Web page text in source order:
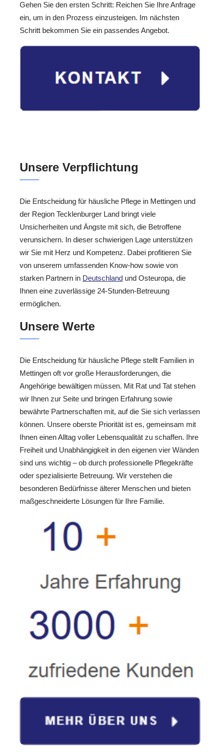
Gehen Sie den ersten Schritt: Reichen Sie Ihre Anfrage
ein, um in den Prozess einzusteigen. Im nächsten
Schritt bekommen Sie ein passendes Angebot.
Unsere Verpflichtung
Die Entscheidung für häusliche Pflege in Mettingen und
der Region Tecklenburger Land bringt viele
Unsicherheiten und Ängste mit sich, die Betroffene
verunsichern. In dieser schwierigen Lage unterstützen
wir Sie mit Herz und Kompetenz. Dabei profitieren Sie
von unserem umfassenden Know-how sowie von
starken Partnern in Deutschland und Osteuropa, die
Ihnen eine zuverlässige 24-Stunden-Betreuung
ermöglichen.
Unsere Werte
Die Entscheidung für häusliche Pflege stellt Familien in
Mettingen oft vor große Herausforderungen, die
Angehörige bewältigen müssen. Mit Rat und Tat stehen
wir Ihnen zur Seite und bringen Erfahrung sowie
bewährte Partnerschaften mit, auf die Sie sich verlassen
können. Unsere oberste Priorität ist es, gemeinsam mit
Ihnen einen Alltag voller Lebensqualität zu schaffen. Ihre
Freiheit und Unabhängigkeit in den eigenen vier Wänden
sind uns wichtig – ob durch professionelle Pflegekräfte
oder spezialisierte Betreuung. Wir verstehen die
besonderen Bedürfnisse älterer Menschen und bieten
maßgeschneiderte Lösungen für Ihre Familie.